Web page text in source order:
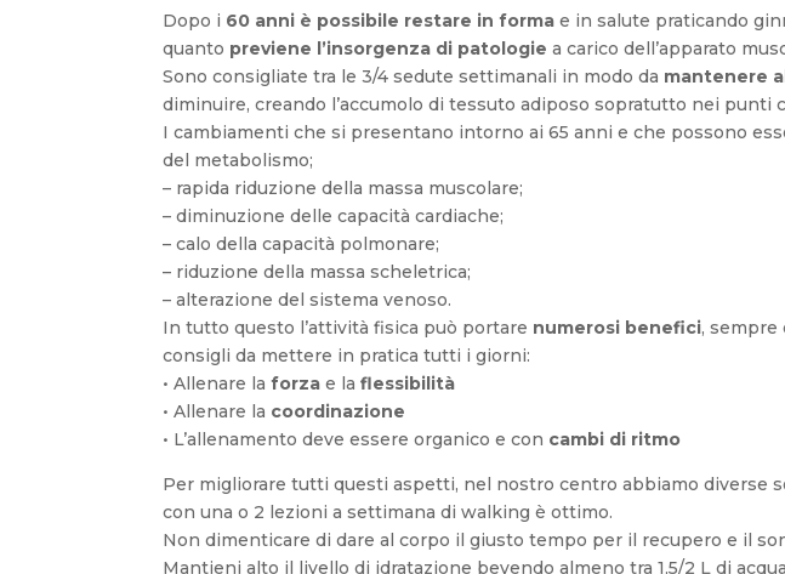
Dopo i 60 anni è possibile restare in forma e in salute praticando
quanto previene l’insorgenza di patologie a carico dell’apparato
Sono consigliate tra le 3/4 sedute settimanali in modo da mantenere
diminuire, creando l’accumolo di tessuto adiposo sopratutto nei punti
I cambiamenti che si presentano intorno ai 65 anni e che possono
del metabolismo;
– rapida riduzione della massa muscolare;
– diminuzione delle capacità cardiache;
– calo della capacità polmonare;
– riduzione della massa scheletrica;
– alterazione del sistema venoso.
In tutto questo l’attività fisica può portare numerosi benefici, sempre
consigli da mettere in pratica tutti i giorni:
• Allenare laforza e laflessibilità
• Allenare la coordinazione
• L’allenamento deve essere organico e con cambi di ritmo
Per migliorare tutti questi aspetti, nel nostro centro abbiamo diverse
con una o 2 lezioni a settimana di walking è ottimo.
Non dimenticare di dare al corpo il giusto tempo per il recupero e il
Mantieni alto il livello di idratazione bevendo almeno tra 1,5/2 L di